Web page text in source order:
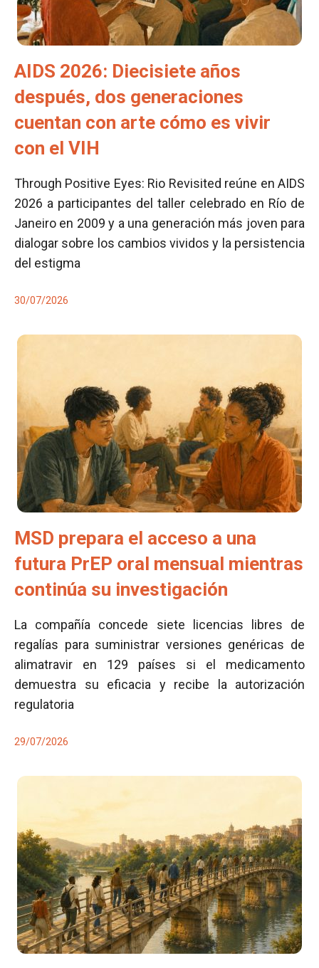
AIDS 2026: Diecisiete años
después, dos generaciones
cuentan con arte cómo es vivir
con el VIH
Through Positive Eyes: Rio Revisited reúne en AIDS
2026 a participantes del taller celebrado en Río de
Janeiro en 2009 y a una generación más joven para
dialogar sobre los cambios vividos y la persistencia
del estigma
30/07/2026
MSD prepara el acceso a una
futura PrEP oral mensual mientras
continúa su investigación
La compañía concede siete licencias libres de
regalías para suministrar versiones genéricas de
alimatravir en 129 países si el medicamento
demuestra su eficacia y recibe la autorización
regulatoria
29/07/2026